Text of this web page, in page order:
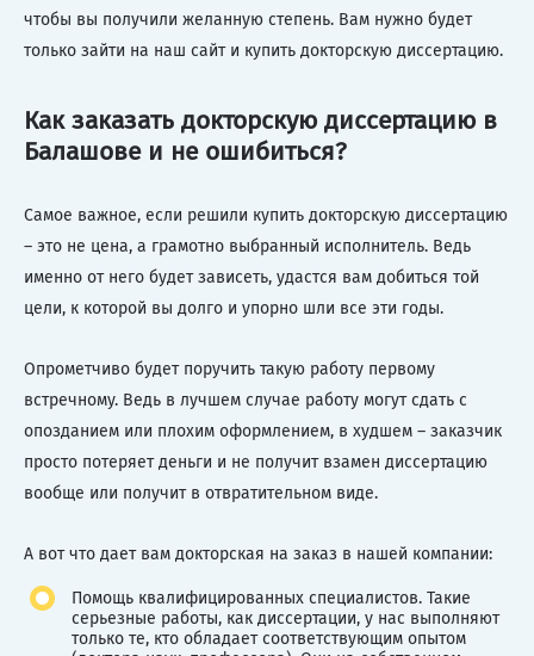
чтобы вы получили желанную степень. Вам нужно будет
только зайти на наш сайт и купить докторскую диссертацию.
Как заказать докторскую диссертацию в
Балашове и не ошибиться?
Самое важное, если решили купить докторскую диссертацию
– это не цена, а грамотно выбранный исполнитель. Ведь
именно от него будет зависеть, удастся вам добиться той
цели, к которой вы долго и упорно шли все эти годы.
Опрометчиво будет поручить такую работу первому
встречному. Ведь в лучшем случае работу могут сдать с
опозданием или плохим оформлением, в худшем – заказчик
просто потеряет деньги и не получит взамен диссертацию
вообще или получит в отвратительном виде.
А вот что дает вам докторская на заказ в нашей компании:
Помощь квалифицированных специалистов. Такие
серьезные работы, как диссертации, у нас выполняют
только те, кто обладает соответствующим опытом